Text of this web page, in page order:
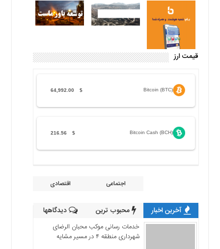
قیمت ارز
Bitcoin (BTC)
$
64,992.00
Bitcoin Cash (BCH)
$
216.56
اجتماعی اقتصادی
آخرین اخبار محبوب ترین دیدگاهها
خدمات رسانی موکب محبان الرضای
شهرداری منطقه ۴ در مسیر مشایه